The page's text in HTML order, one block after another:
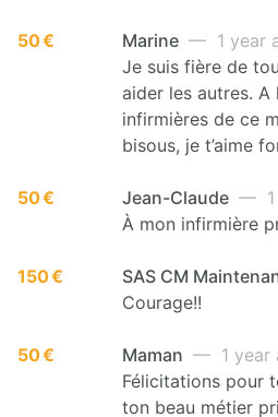
50 € Marine — 1 year
Je suis fière de
aider les autres. A
infirmières de ce
bisous, je t’aime
50 € Jean-Claude — 1
À mon infirmière
150 € SAS CM
Courage!!
50 € Maman — 1 year
Félicitations pour
ton beau métier